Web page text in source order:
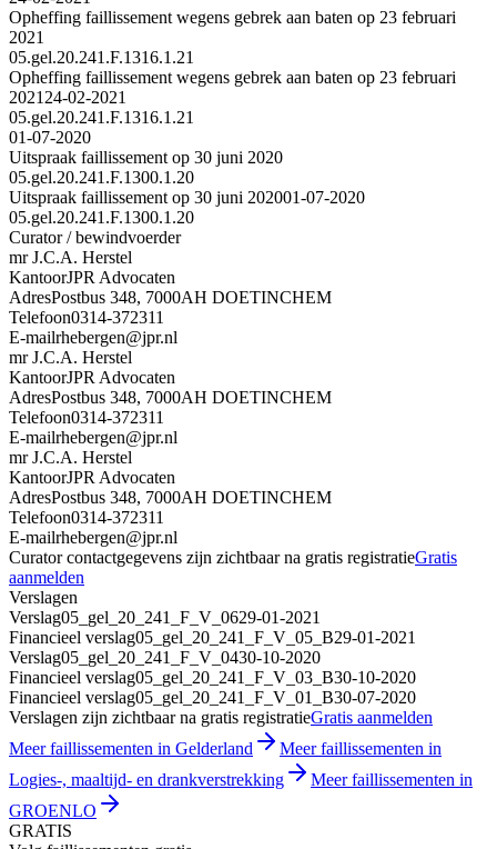
Opheffing faillissement wegens gebrek aan baten op 23 februari
2021
05.gel.20.241.F.1316.1.21
Opheffing faillissement wegens gebrek aan baten op 23 februari
2021 24-02-2021
05.gel.20.241.F.1316.1.21
01-07-2020
Uitspraak faillissement op 30 juni 2020
05.gel.20.241.F.1300.1.20
Uitspraak faillissement op 30 juni 202001-07-2020
05.gel.20.241.F.1300.1.20
Curator / bewindvoerder
mr J.C.A. Herstel
KantoorJPR Advocaten
AdresPostbus 348, 7000AH DOETINCHEM
Telefoon0314-372311
E-mailrhebergen@jpr.nl
mr J.C.A. Herstel
KantoorJPR Advocaten
AdresPostbus 348, 7000AH DOETINCHEM
Telefoon0314-372311
E-mailrhebergen@jpr.nl
mr J.C.A. Herstel
KantoorJPR Advocaten
AdresPostbus 348, 7000AH DOETINCHEM
Telefoon0314-372311
E-mailrhebergen@jpr.nl
Curator contactgegevens zijn zichtbaar na gratis registratieGratis
aanmelden
Verslagen
Verslag05_gel_20_241_F_V_0629-01-2021
Financieel verslag05_gel_20_241_F_V_05_B29-01-2021
Verslag05_gel_20_241_F_V_0430-10-2020
Financieel verslag05_gel_20_241_F_V_03_B30-10-2020
Financieel verslag05_gel_20_241_F_V_01_B30-07-2020
Verslagen zijn zichtbaar na gratis registratieGratis aanmelden
Meer faillissementen in Gelderland
Meer faillissementen in
Logies-, maaltijd- en drankverstrekking
Meer faillissementen in
GROENLO
GRATIS